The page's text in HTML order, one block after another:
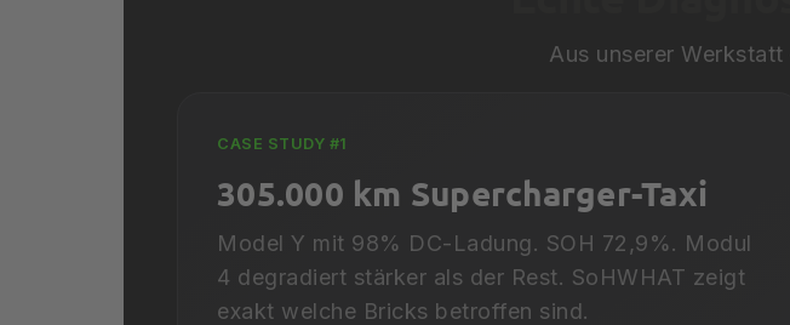
Aus unserer
CASE STUDY #1
305.000 km Supercharger-Taxi
Model Y mit 98% DC-Ladung. SOH 72,9%. Modul
4 degradiert stärker als der Rest. SoHWHAT zeigt
exakt welche Bricks betroffen sind.